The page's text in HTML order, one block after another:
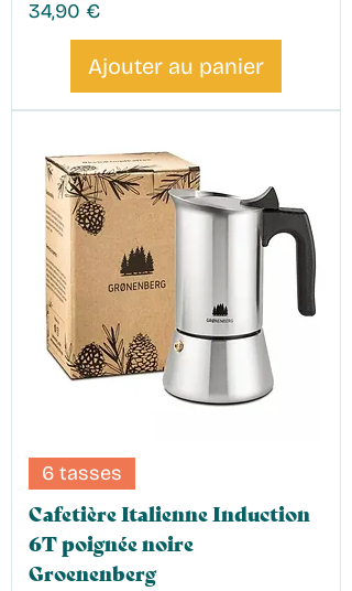
Prix
34,90 €
Ajouter au panier
6 tasses
Cafetière Italienne Induction
6T poignée noire
Groenenberg